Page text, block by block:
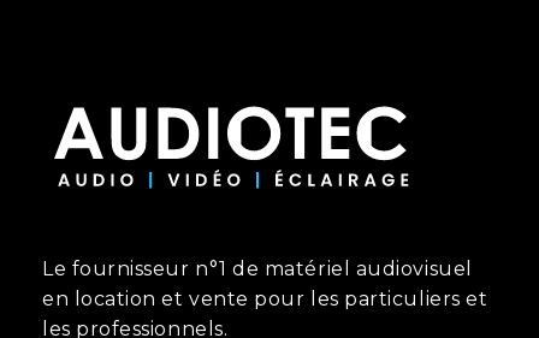
Le fournisseur n°1 de matériel audiovisuel
en location et vente pour les particuliers et
les professionnels.